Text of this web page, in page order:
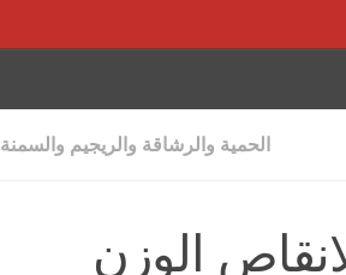
الحمية والرشاقة والريجيم والسمنة
الوزن